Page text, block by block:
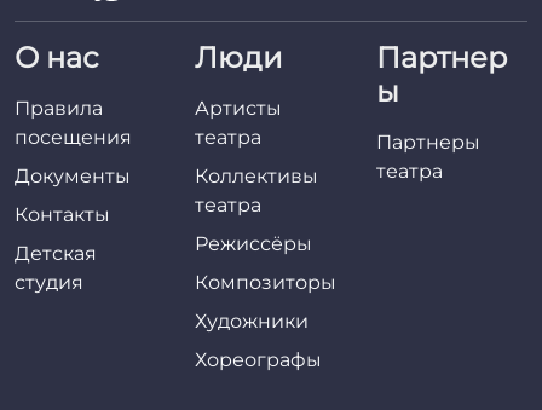
О нас
Правила
посещения
Документы
Контакты
Детская
студия
Люди
Артисты
театра
Коллективы
театра
Режиссёры
Композиторы
Художники
Хореографы
Партнер
ы
Партнеры
театра